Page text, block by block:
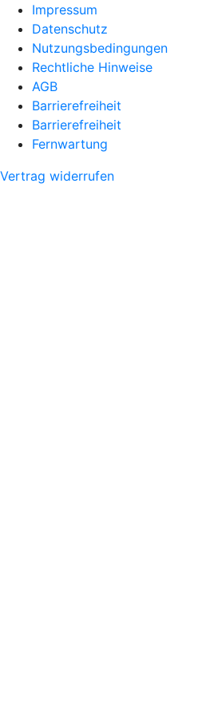
Impressum
Datenschutz
Nutzungsbedingungen
Rechtliche Hinweise
AGB
Barrierefreiheit
Barrierefreiheit
Fernwartung
Vertrag widerrufen